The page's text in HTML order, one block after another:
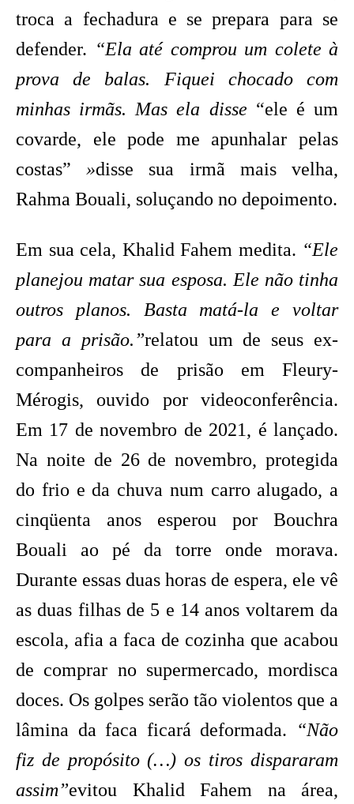
troca a fechadura e se prepara para se
defender. “Ela até comprou um colete à
prova de balas. Fiquei chocado com
minhas irmãs. Mas ela disse “ele é um
covarde, ele pode me apunhalar pelas
costas” »disse sua irmã mais velha,
Rahma Bouali, soluçando no depoimento.
Em sua cela, Khalid Fahem medita. “Ele
planejou matar sua esposa. Ele não tinha
outros planos. Basta matá-la e voltar
para a prisão.”relatou um de seus ex-
companheiros de prisão em Fleury-
Mérogis, ouvido por videoconferência.
Em 17 de novembro de 2021, é lançado.
Na noite de 26 de novembro, protegida
do frio e da chuva num carro alugado, a
cinqüenta anos esperou por Bouchra
Bouali ao pé da torre onde morava.
Durante essas duas horas de espera, ele vê
as duas filhas de 5 e 14 anos voltarem da
escola, afia a faca de cozinha que acabou
de comprar no supermercado, mordisca
doces. Os golpes serão tão violentos que a
lâmina da faca ficará deformada.
“Não
fiz de propósito (…) os tiros dispararam
assim”evitou Khalid Fahem na área,